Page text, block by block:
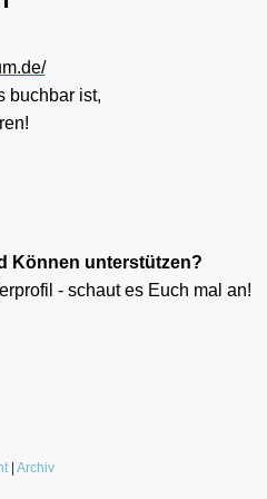
buchbar ist,
Können unterstützen?
- schaut es Euch mal an!
| Archiv